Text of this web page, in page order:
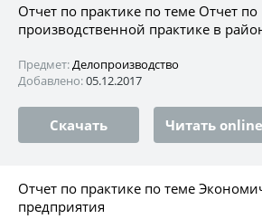
Отчет по практике по теме Отчет по
производственной практике в
Предмет:Делопроизводство
Добавлено:05.12.2017
Скачать Читать online
Отчет по практике по теме
предприятия